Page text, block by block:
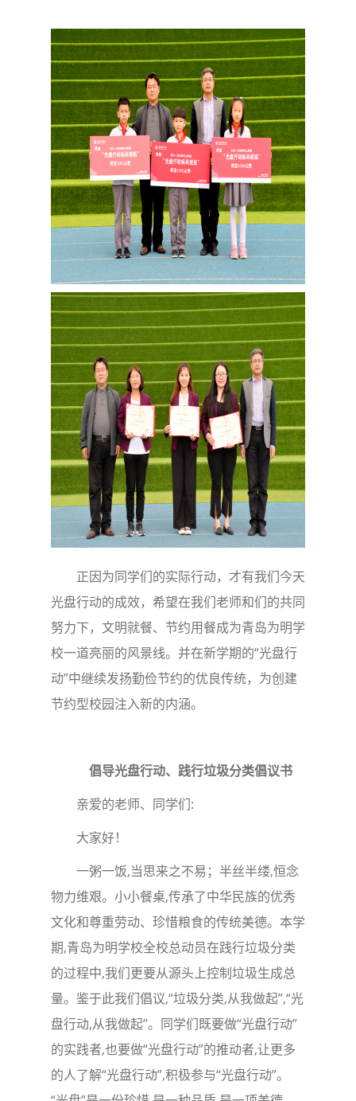
正因为同学们的实际行动，才有我们今天
光盘行动的成效，希望在我们老师和们的共同
努力下，文明就餐、节约用餐成为青岛为明学
校一道亮丽的风景线。并在新学期的“光盘行
动”中继续发扬勤俭节约的优良传统，为创建
节约型校园注入新的内涵。
倡导光盘行动、践行垃圾分类倡议书
亲爱的老师、同学们:
大家好！
一粥一饭,当思来之不易；半丝半缕,恒念
物力维艰。小小餐桌,传承了中华民族的优秀
文化和尊重劳动、珍惜粮食的传统美德。本学
期,青岛为明学校全校总动员在践行垃圾分类
的过程中,我们更要从源头上控制垃圾生成总
量。鉴于此我们倡议,“垃圾分类,从我做起”,“光
盘行动,从我做起”。同学们既要做“光盘行动”
的实践者,也要做“光盘行动”的推动者,让更多
的人了解“光盘行动”,积极参与“光盘行动”。